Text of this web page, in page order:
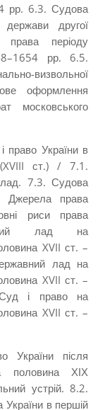
рр. 6.3. Судова
держави другої
періоду
рр. 6.5.
­визвольної
оформлення
московського
право України в
(XVIII ст.) / 7.1.
7.3. Судова
права
риси права
лад на
XVII ст. –
лад на
XVII ст. –
і право на
XVII ст. –
після
­половина ХІХ
устрій. 8.2.
в першій